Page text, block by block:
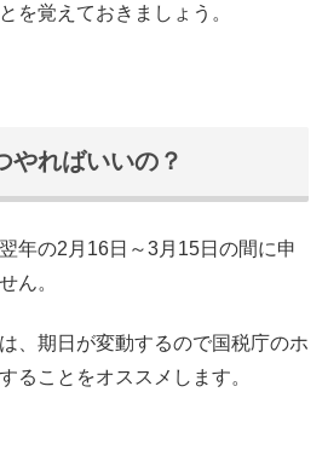
を覚えておきましょう。
やればいいの？
年の2月16日～3月15日の間に申
ん。
、 期日が変動するので国税庁のホ
ることをオススメします。